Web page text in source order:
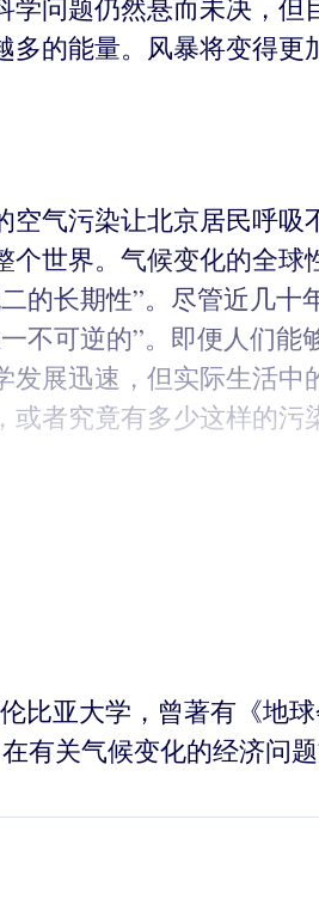
问题仍然悬而未决，但
的能量。风暴将变得更
气污染让北京居民呼吸
世界。气候变化的全球
的长期性”。尽管近几十
可逆的”。即便人们能
展迅速，但实际生活
者究竟有多少这样的污
比亚大学，曾著有《地
有关气候变化的经济问题